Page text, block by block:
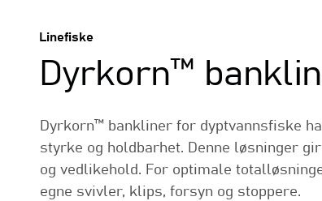
Linefiske
Dyrkorn™
Dyrkorn™ bankliner for dyptvannsfiske
styrke og holdbarhet. Denne løsninger
og vedlikehold. For optimale
egne svivler, klips, forsyn og stoppere.